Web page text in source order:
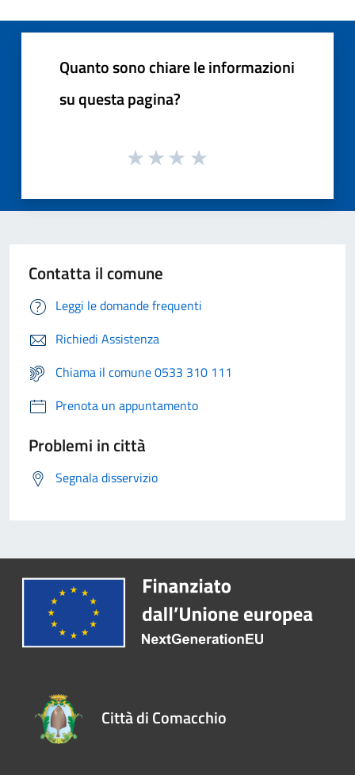
Quanto sono chiare le informazioni
su questa pagina?
Contatta il comune
Leggi le domande frequenti
Richiedi Assistenza
Chiama il comune 0533 310 111
Prenota un appuntamento
Problemi in città
Segnala disservizio
Città di Comacchio